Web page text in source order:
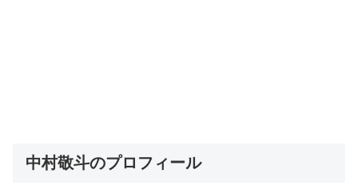
中村敬斗のプロフィール